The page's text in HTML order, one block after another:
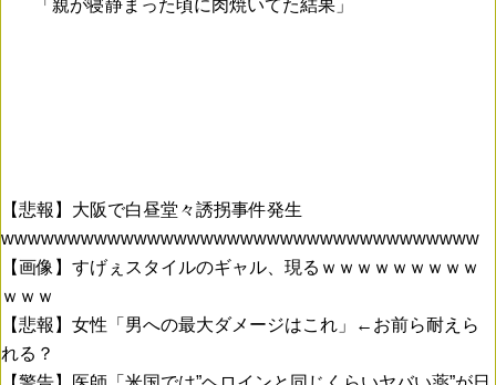
「親が寝静まった頃に肉焼いてた結果」
【悲報】大阪で白昼堂々誘拐事件発生
wwwwwwwwwwwwwwwwwwwwwwwwwwwwwwwwwwww
【画像】すげぇスタイルのギャル、現るｗｗｗｗｗｗｗｗｗ
ｗｗｗ
【悲報】女性「男への最大ダメージはこれ」←お前ら耐えら
れる？